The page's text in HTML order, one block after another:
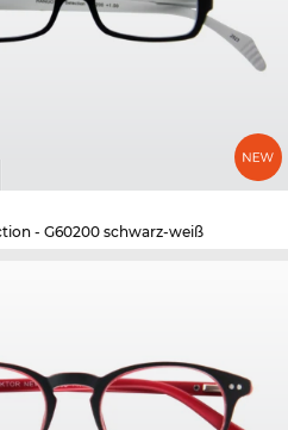
- G60200 schwarz-weiß